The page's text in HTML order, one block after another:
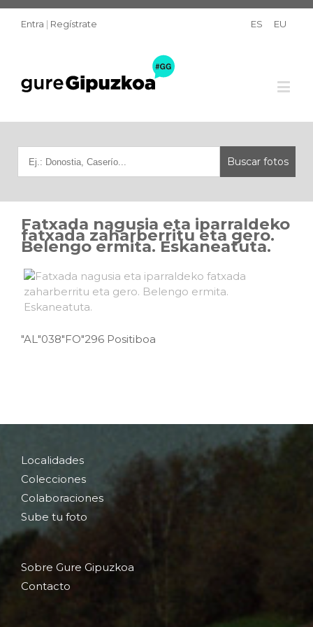
Entra | Regístrate ES EU
Fatxada nagusia eta iparraldeko
fatxada zaharberritu eta gero.
Belengo ermita. Eskaneatuta.
"AL"038"FO"296 Positiboa
Localidades
Colecciones
Colaboraciones
Sube tu foto
Sobre Gure Gipuzkoa
Contacto